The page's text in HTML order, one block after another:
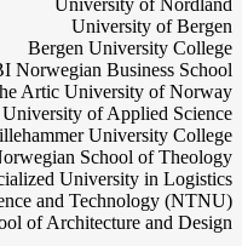
University of Nordland
University of Bergen
Bergen University College
Norwegian Business School
Artic University of Norway
of Applied Science
University College
School of Theology
University in Logistics
and Technology (NTNU)
of Architecture and Design